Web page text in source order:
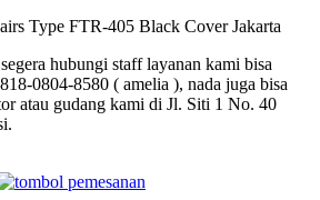
hubungi staff layanan kami bisa
0804-8580 ( amelia ), nada juga bisa
atau gudang kami di Jl. Siti 1 No. 40